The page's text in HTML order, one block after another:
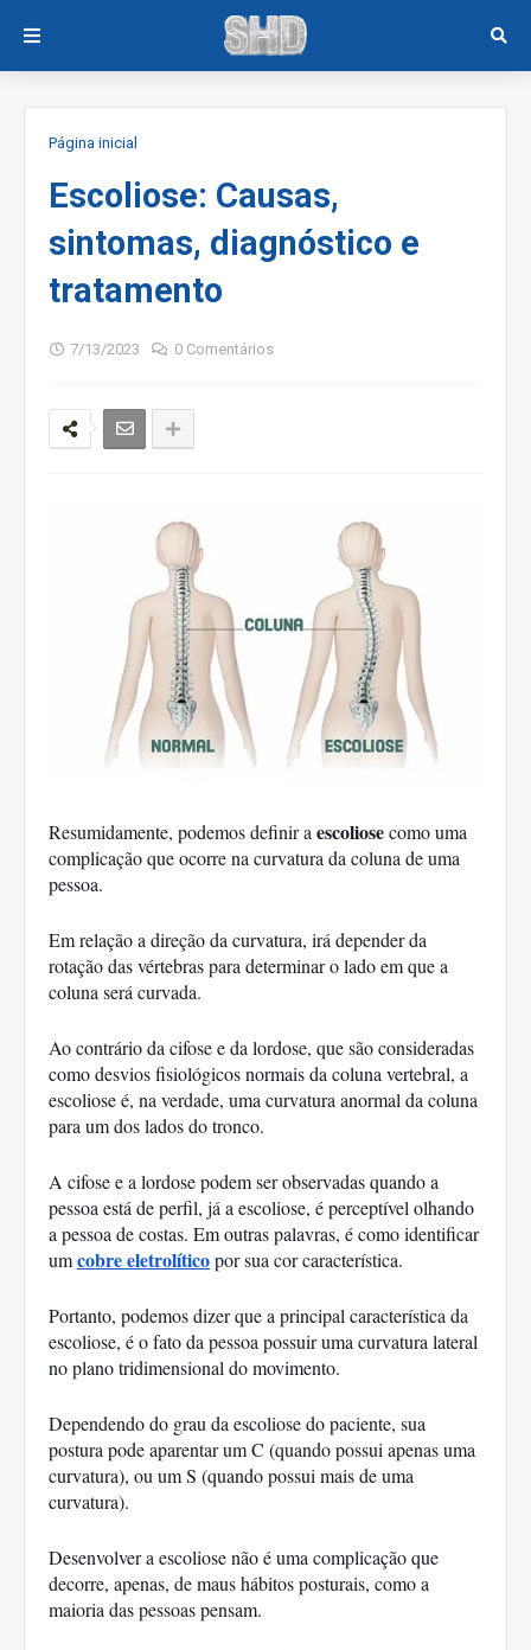
Página inicial
Escoliose: Causas,
sintomas, diagnóstico e
tratamento
7/13/2023 0 Comentários
Resumidamente, podemos definir a escoliose como uma
complicação que ocorre na curvatura da coluna de uma
pessoa.
Em relação a direção da curvatura, irá depender da
rotação das vértebras para determinar o lado em que a
coluna será curvada.
Ao contrário da cifose e da lordose, que são consideradas
como desvios fisiológicos normais da coluna vertebral, a
escoliose é, na verdade, uma curvatura anormal da coluna
para um dos lados do tronco.
A cifose e a lordose podem ser observadas quando a
pessoa está de perfil, já a escoliose, é perceptível olhando
a pessoa de costas. Em outras palavras, é como identificar
um cobre eletrolítico por sua cor característica.
Portanto, podemos dizer que a principal característica da
escoliose, é o fato da pessoa possuir uma curvatura lateral
no plano tridimensional do movimento.
Dependendo do grau da escoliose do paciente, sua
postura pode aparentar um C (quando possui apenas uma
curvatura), ou um S (quando possui mais de uma
curvatura).
Desenvolver a escoliose não é uma complicação que
decorre, apenas, de maus hábitos posturais, como a
maioria das pessoas pensam.